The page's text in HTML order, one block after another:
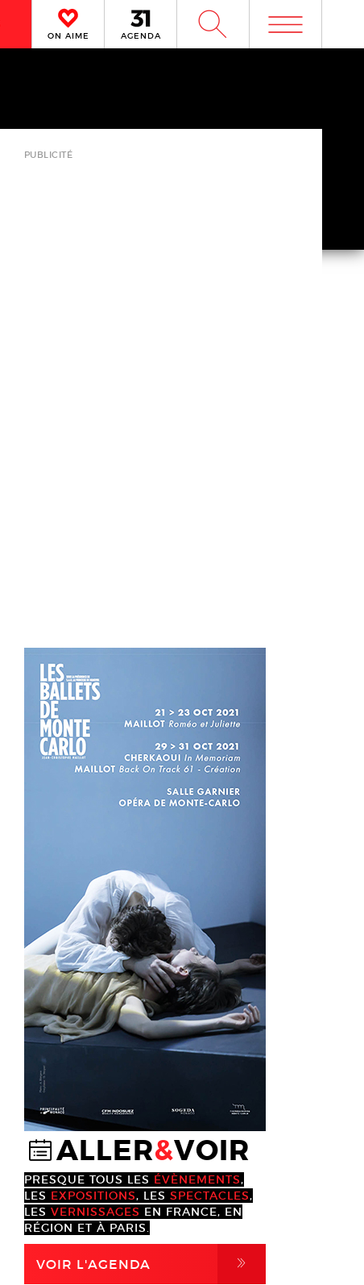
ON AIME AGENDA W m
PUBLICITÉ
@ALLER&VOIR
PRESQUE TOUS LES ÉVÈNEMENTS,
LES EXPOSITIONS, LES SPECTACLES,
LES VERNISSAGES EN FRANCE, EN
RÉGION ET À PARIS.
VOIR L'AGENDA ,